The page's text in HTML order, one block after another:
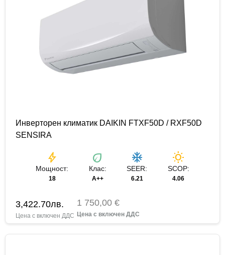
Инверторен климатик DAIKIN FTXF50D / RXF50D
SENSIRA
bolt
Мощност:
18
eco
Клас:
A++
ac_unit
SEER:
6.21
wb_sunny
SCOP:
4.06
3,422.70лв. 1 750,00 €